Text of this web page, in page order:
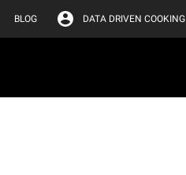
BLOG DATA DRIVEN COOKING